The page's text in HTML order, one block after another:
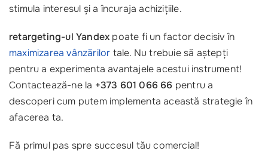
stimula interesul și a încuraja achizițiile.
retargeting-ul Yandex poate fi un factor decisiv în
maximizarea vânzărilor tale. Nu trebuie să aștepți
pentru a experimenta avantajele acestui instrument!
Contactează-ne la +373 601 066 66 pentru a
descoperi cum putem implementa această strategie în
afacerea ta.
Fă primul pas spre succesul tău comercial!